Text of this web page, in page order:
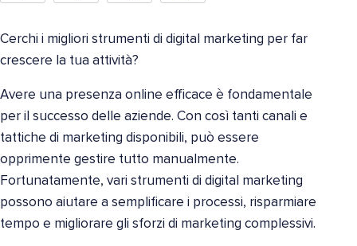
Cerchi i migliori strumenti di digital marketing per far
crescere la tua attività?
Avere una presenza online efficace è fondamentale
per il successo delle aziende. Con così tanti canali e
tattiche di marketing disponibili, può essere
opprimente gestire tutto manualmente.
Fortunatamente, vari strumenti di digital marketing
possono aiutare a semplificare i processi, risparmiare
tempo e migliorare gli sforzi di marketing complessivi.